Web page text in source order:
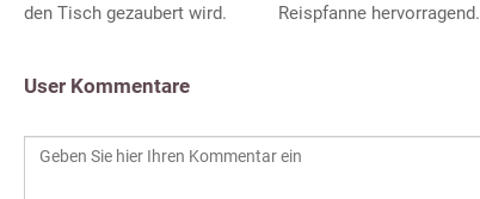
den Tisch gezaubert wird.
Reispfanne hervorragend.
User Kommentare